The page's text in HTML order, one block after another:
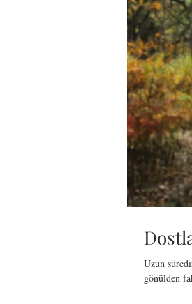
Uzun
gönülden